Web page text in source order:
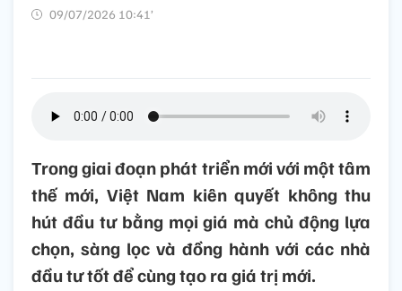
09/07/2026 10:41’
Trong giai đoạn phát triển mới với một tâm
thế mới, Việt Nam kiên quyết không thu
hút đầu tư bằng mọi giá mà chủ động lựa
chọn, sàng lọc và đồng hành với các nhà
đầu tư tốt để cùng tạo ra giá trị mới.